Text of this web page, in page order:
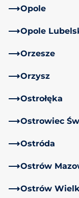
Opole
Opole
Orzesze
Orzysz
Ostrołęka
Ostrowiec
Ostróda
Ostrów
Ostrów